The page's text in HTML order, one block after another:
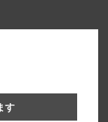
す